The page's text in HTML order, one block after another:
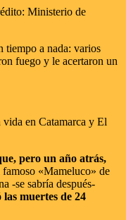
Ministerio de
tiempo a nada: varios
fuego y le acertaron un
en Catamarca y El
pero un año atrás,
famoso «Mameluco» de
-se sabría después-
muertes de 24